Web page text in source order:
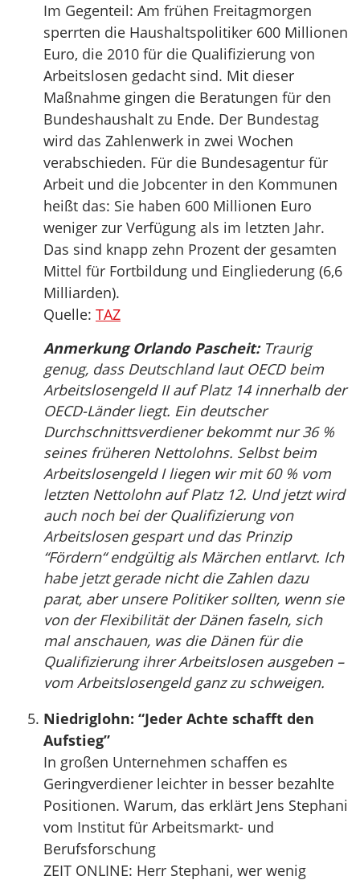
Im Gegenteil: Am frühen Freitagmorgen
sperrten die Haushaltspolitiker 600 Millionen
Euro, die 2010 für die Qualifizierung von
Arbeitslosen gedacht sind. Mit dieser
Maßnahme gingen die Beratungen für den
Bundeshaushalt zu Ende. Der Bundestag
wird das Zahlenwerk in zwei Wochen
verabschieden. Für die Bundesagentur für
Arbeit und die Jobcenter in den Kommunen
heißt das: Sie haben 600 Millionen Euro
weniger zur Verfügung als im letzten Jahr.
Das sind knapp zehn Prozent der gesamten
Mittel für Fortbildung und Eingliederung (6,6
Milliarden).
Quelle: TAZ
Anmerkung Orlando Pascheit:Traurig
genug, dass Deutschland laut OECD beim
Arbeitslosengeld II auf Platz 14 innerhalb der
OECD-Länder liegt. Ein deutscher
Durchschnittsverdiener bekommt nur 36 %
seines früheren Nettolohns. Selbst beim
Arbeitslosengeld I liegen wir mit 60 % vom
letzten Nettolohn auf Platz 12. Und jetzt wird
auch noch bei der Qualifizierung von
Arbeitslosen gespart und das Prinzip
“Fördern“ endgültig als Märchen entlarvt. Ich
habe jetzt gerade nicht die Zahlen dazu
parat, aber unsere Politiker sollten, wenn sie
von der Flexibilität der Dänen faseln, sich
mal anschauen, was die Dänen für die
Qualifizierung ihrer Arbeitslosen ausgeben –
vom Arbeitslosengeld ganz zu schweigen.
Niedriglohn: “Jeder Achte schafft den
Aufstieg”
In großen Unternehmen schaffen es
Geringverdiener leichter in besser bezahlte
Positionen. Warum, das erklärt Jens Stephani
vom Institut für Arbeitsmarkt- und
Berufsforschung
ZEIT ONLINE: Herr Stephani, wer wenig